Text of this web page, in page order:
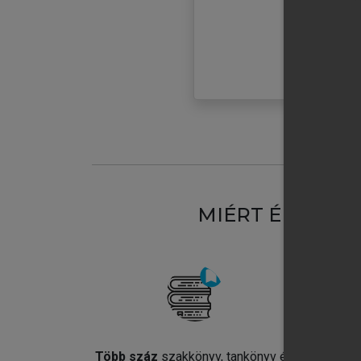
MIÉRT
Több száz szakkönyv, tankönyv és